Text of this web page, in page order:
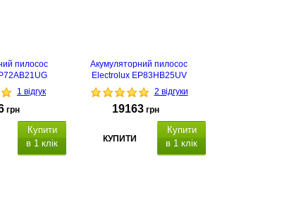
пилосос
1 відгук
грн
Купити
в 1 клік
Акумуляторний пилосос
Electrolux EP83HB25UV
2 відгуки
19163 грн
КУПИТИ
Купити
в 1 клік